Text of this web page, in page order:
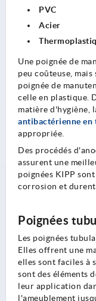
PVC
Acier
Une poignée de
peu coûteuse,
poignée de
celle en plastique.
matière d'hygiène,
antibactérienne en
appropriée.
Des procédés
assurent une
poignées KIPP
corrosion et
Poignées
Les poignées
Elles offrent une
elles sont faciles à
sont des éléments
leur application
l'ameublement